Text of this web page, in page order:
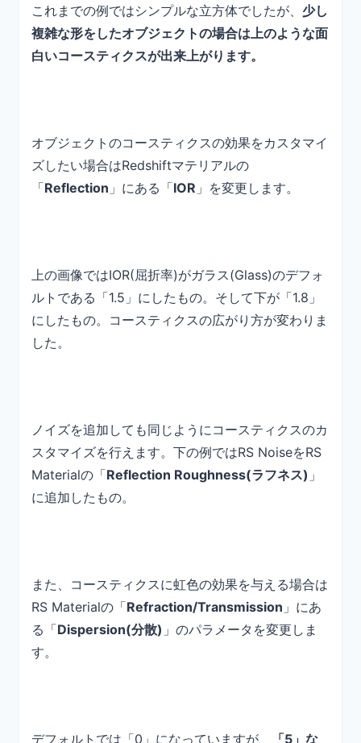
これまでの例ではシンプルな立方体でしたが、 少し
複雑な形をしたオブジェクトの場合は上のような面
白いコースティクスが出来上がります。
オブジェクトのコースティクスの効果をカスタマイ
ズしたい場合はRedshiftマテリアルの
「Reflection 」にある「IOR 」を変更します。
上の画像ではIOR(屈折率)がガラス(Glass)のデフォ
ルトである「1.5」にしたもの。そして下が「1.8」
にしたもの。コースティクスの広がり方が変わりま
した。
ノイズを追加しても同じようにコースティクスのカ
スタマイズを行えます。下の例ではRS NoiseをRS
Materialの「Reflection Roughness(ラフネス) 」
に追加したもの。
また、コースティクスに虹色の効果を与える場合は
RS Materialの「Refraction/Transmission 」にあ
る「Dispersion(分散) 」のパラメータを変更しま
す。
デフォルトでは「0」になっていますが、
「5」な